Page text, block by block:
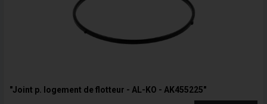
"Joint p. logement de flotteur - AL-KO - AK455225"